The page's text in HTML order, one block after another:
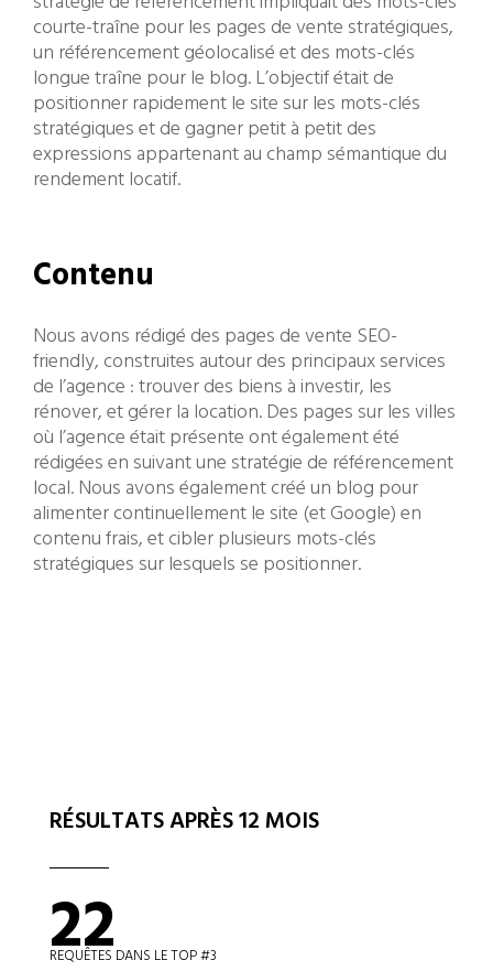
courte-traîne pour les pages de vente stratégiques,
un référencement géolocalisé et des mots-clés
longue traîne pour le blog. L’objectif était de
positionner rapidement le site sur les mots-clés
stratégiques et de gagner petit à petit des
expressions appartenant au champ sémantique du
rendement locatif.
Contenu
Nous avons rédigé des pages de vente SEO-
friendly, construites autour des principaux services
de l’agence : trouver des biens à investir, les
rénover, et gérer la location. Des pages sur les villes
où l’agence était présente ont également été
rédigées en suivant une stratégie de référencement
local. Nous avons également créé un blog pour
alimenter continuellement le site (et Google) en
contenu frais, et cibler plusieurs mots-clés
stratégiques sur lesquels se positionner.
RÉSULTATS APRÈS 12 MOIS
22
REQUÊTES DANS LE TOP #3